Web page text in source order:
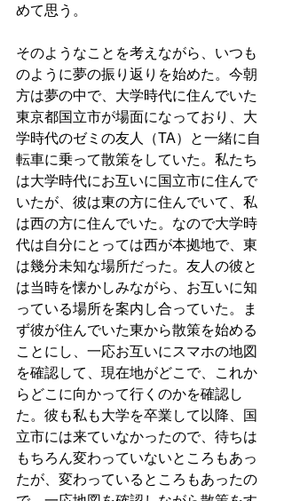
めて思う。
そのようなことを考えながら、いつも
のように夢の振り返りを始めた。今朝
方は夢の中で、大学時代に住んでいた
東京都国立市が場面になっており、大
学時代のゼミの友人（TA）と一緒に自
転車に乗って散策をしていた。私たち
は大学時代にお互いに国立市に住んで
いたが、彼は東の方に住んでいて、私
は西の方に住んでいた。なので大学時
代は自分にとっては西が本拠地で、東
は幾分未知な場所だった。友人の彼と
は当時を懐かしみながら、お互いに知
っている場所を案内し合っていた。ま
ず彼が住んでいた東から散策を始める
ことにし、一応お互いにスマホの地図
を確認して、現在地がどこで、これか
らどこに向かって行くのかを確認し
た。彼も私も大学を卒業して以降、国
立市には来ていなかったので、待ちは
もちろん変わっていないところもあっ
たが、変わっているところもあったの